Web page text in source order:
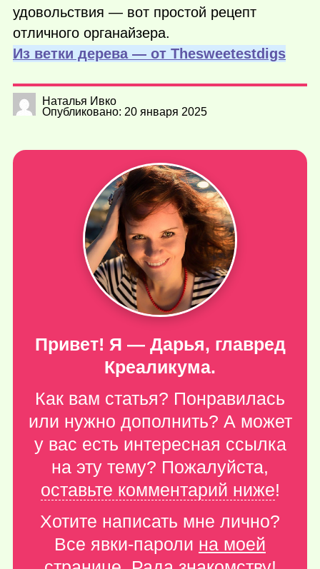
удовольствия — вот простой рецепт
отличного органайзера.
Из ветки дерева — от Тhesweetestdigs
Наталья Ивко
Опубликовано: 20 января 2025
Привет! Я — Дарья, главред
Креаликума.
Как вам статья? Понравилась
или нужно дополнить? А может
у вас есть интересная ссылка
на эту тему? Пожалуйста,
оставьте комментарий ниже!
Хотите написать мне лично?
Все явки-пароли на моей